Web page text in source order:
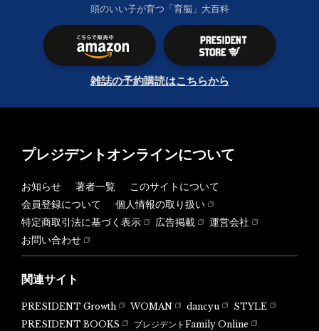
頭のいい子が育つ「育脳」大百科
雑誌の予約購読はこちらから
プレジデントオンラインについて
お知らせ 著者一覧
このサイトについて
会員登録について
個人情報の取り扱い
特定商取引法に基づく表示
広告掲載
運営会社
お問い合わせ
関連サイト
PRESIDENT Growth WOMAN dancyu
STYLE
PRESIDENT BOOKS
プレジデントFamily Online